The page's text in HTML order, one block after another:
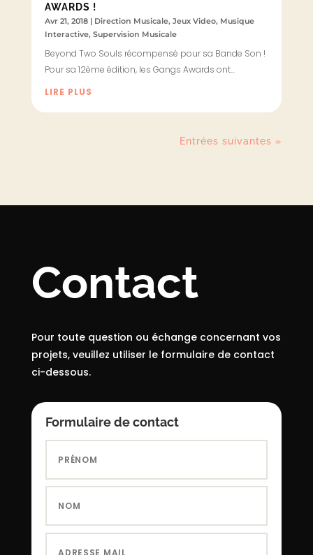
AWARDS !
Avr 21, 2018| Direction Musicale, Jeux Video, Musique
Interactive, Supervision Musicale
Beyond Two Souls récompensé pour sa Bande Son !
Pour sa 12ème édition, les Gangs Awards ont...
LIRE PLUS
Entrées suivantes »
Contact
Pour toute question ou échange concernant vos
projets, veuillez utiliser le formulaire de contact
ci-dessous.
Formulaire de contact